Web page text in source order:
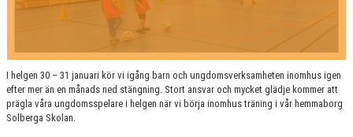
I helgen 30 – 31 januari kör vi igång barn och ungdomsverksamheten inomhus igen
efter mer än en månads ned stängning. Stort ansvar och mycket glädje kommer att
prägla våra ungdomsspelare i helgen när vi börja inomhus träning i vår hemmaborg
Solberga Skolan.